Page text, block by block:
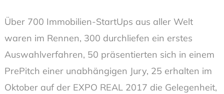
Über 700 Immobilien-StartUps aus aller Welt
waren im Rennen, 300 durchliefen ein erstes
Auswahlverfahren, 50 präsentierten sich in einem
PrePitch einer unabhängigen Jury, 25 erhalten im
Oktober auf der EXPO REAL 2017 die Gelegenheit,